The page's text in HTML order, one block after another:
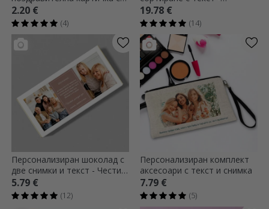
фотография - Обичам те!
2.20 €
(4)
Premium MasterChef
19.78 €
(14)
Персонализиран шоколад с
две снимки и текст - Честит
рожден ден
5.79 €
(12)
Персонализиран комплект
аксесоари с текст и снимка
7.79 €
(5)